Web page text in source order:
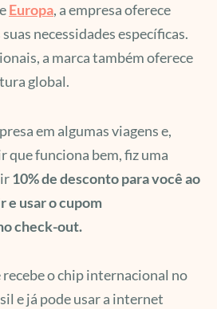
eEuropa, a empresa oferece
necessidades específicas.
a marca também oferece
global.
em algumas viagens e,
que funciona bem, fiz uma
10% de desconto para você ao
e usar o cupom
check-out.
recebe o chip internacional no
e já pode usar a internet